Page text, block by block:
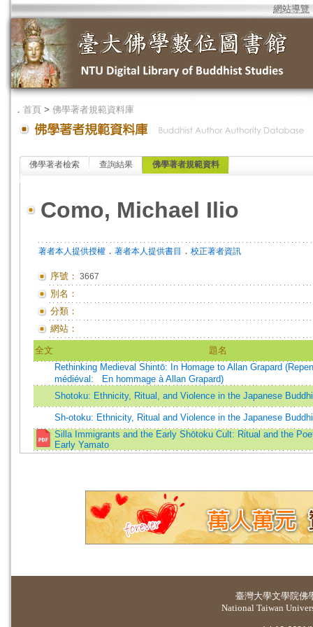
網站導覽
． 首頁 > 佛學著者規範資料庫
佛學著者檢索 查詢結果 佛學著者規範資料
Como, Michael Ilio
著者本人提供授權 ． 著者本人提供書目 ． 校正著者資訊
序號： 3667
別名：
分類：
網站：
全文
題名
Rethinking Medieval Shintō: In Homage to Allan Grapard
médiéval: En hommage à Allan Grapard)
Shotoku: Ethnicity, Ritual, and Violence in the Japanese
Sh-otoku: Ethnicity, Ritual and Violence in the Japanese
Silla Immigrants and the Early Shōtoku Cult: Ritual and the
Early Yamato
臺灣大學文學院佛
National Taiwan